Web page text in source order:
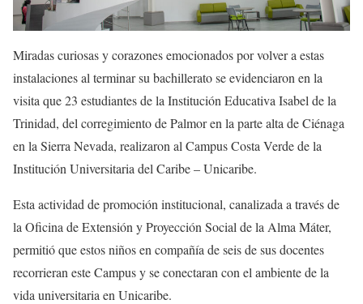
Miradas curiosas y corazones emocionados por volver a estas
instalaciones al terminar su bachillerato se evidenciaron en la
visita que 23 estudiantes de la Institución Educativa Isabel de la
Trinidad, del corregimiento de Palmor en la parte alta de Ciénaga
en la Sierra Nevada, realizaron al Campus Costa Verde de la
Institución Universitaria del Caribe – Unicaribe.
Esta actividad de promoción institucional, canalizada a través de
la Oficina de Extensión y Proyección Social de la Alma Máter,
permitió que estos niños en compañía de seis de sus docentes
recorrieran este Campus y se conectaran con el ambiente de la
vida universitaria en Unicaribe.